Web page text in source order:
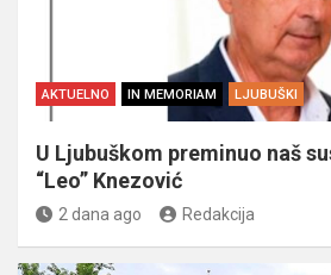
AKTUELNO IN MEMORIAM LJUBUŠKI
U Ljubuškom preminuo naš
“Leo” Knezović
2 dana ago Redakcija